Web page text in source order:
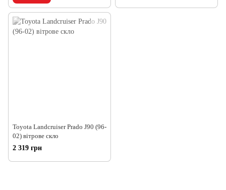
Toyota Landcruiser Prado J90 (96-
02) вітрове скло
2 319 грн